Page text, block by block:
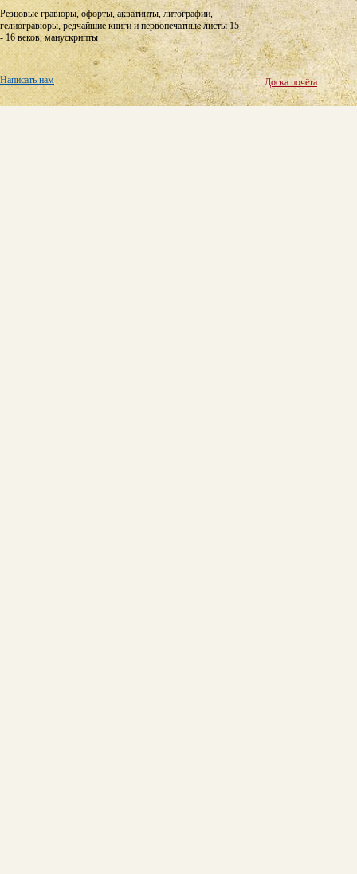
Резцовые гравюры, офорты, акватинты, литографии,
гелиогравюры, редчайшие книги и первопечатные листы 15
- 16 веков, манускрипты
Написать нам Доска почёта